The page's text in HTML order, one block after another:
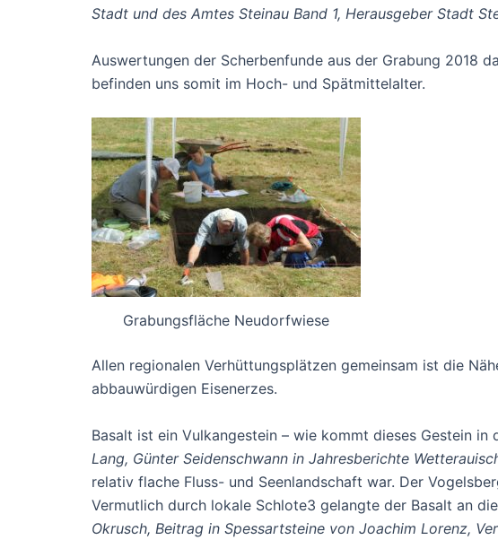
Stadt und des Amtes Steinau Band 1, Herausgeber Stadt
Auswertungen der Scherbenfunde aus der Grabung 2018
befinden uns somit im Hoch- und Spätmittelalter.
Grabungsfläche Neudorfwiese
Allen regionalen Verhüttungsplätzen gemeinsam ist die
abbauwürdigen Eisenerzes.
Basalt ist ein Vulkangestein – wie kommt dieses Gestein
Lang, Günter Seidenschwann in Jahresberichte
relativ flache Fluss- und Seenlandschaft war. Der
Vermutlich durch lokale Schlote3 gelangte der Basalt an
Okrusch, Beitrag in Spessartsteine von Joachim Lorenz,